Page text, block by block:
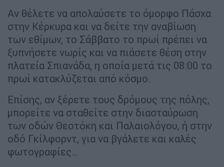
Αν θέλετε να απολαύσετε το όμορφο Πάσχα
στην Κέρκυρα και να δείτε την αναβίωση
των εθίμων, το Σάββατο το πρωί πρέπει να
ξυπνήσετε νωρίς και να πιάσετε θέση στην
πλατεία Σπιανάδα, η οποία μετά τις 08:00 το
πρωί κατακλύζεται από κόσμο.
Επίσης, αν ξέρετε τους δρόμους της πόλης,
μπορείτε να σταθείτε στην διασταύρωση
των οδών Θεοτόκη και Παλαιολόγου, ή στην
οδό Γκίλφορντ, για να βγάλετε και καλές
φωτογραφίες…